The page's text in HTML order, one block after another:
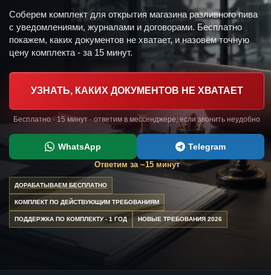
Соберем комплект для открытия магазина разливного пива
с уведомлениями, журналами и договорами. Бесплатно
покажем, каких документов не хватает, и назовём точную
цену комплекта - за 15 минут.
УЗНАТЬ, КАКИХ ДОКУМЕНТОВ НЕ ХВАТАЕТ
Бесплатно · 15 минут · ответим в мессенджере, если звонить неудобно
WhatsApp Telegram
Ответим за ~15 минут
ДОРАБАТЫВАЕМ БЕСПЛАТНО
КОМПЛЕКТ ПО ДЕЙСТВУЮЩИМ ТРЕБОВАНИЯМ
ПОДДЕРЖКА ПО КОМПЛЕКТУ - 1 ГОД НОВЫЕ ТРЕБОВАНИЯ 2026